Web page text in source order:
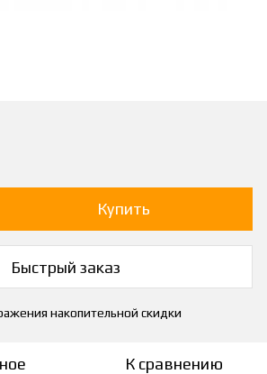
Купить
Быстрый заказ
накопительной скидки
К сравнению